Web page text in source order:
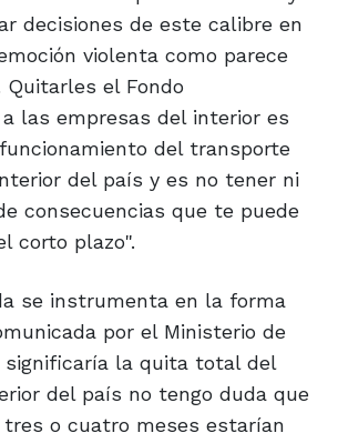
decisiones de este calibre en
violenta como parece
el Fondo
las empresas del interior es
del transporte
del país y es no tener ni
consecuencias que te puede
corto plazo".
se instrumenta en la forma
por el Ministerio de
significaría la quita total del
del país no tengo duda que
o cuatro meses estarían